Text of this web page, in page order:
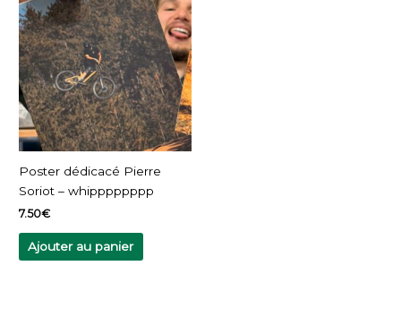
Poster dédicacé Pierre
Soriot – whipppppppp
7.50€
Ajouter au panier